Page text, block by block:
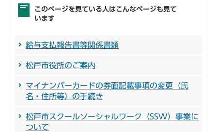
このページを見ている人はこんなページも見て
います
給与支払報告書等関係書類
松戸市役所のご案内
マイナンバーカードの券面記載事項の変更（氏
名・住所等）の手続き
松戸市スクールソーシャルワーク（SSW）事業に
ついて